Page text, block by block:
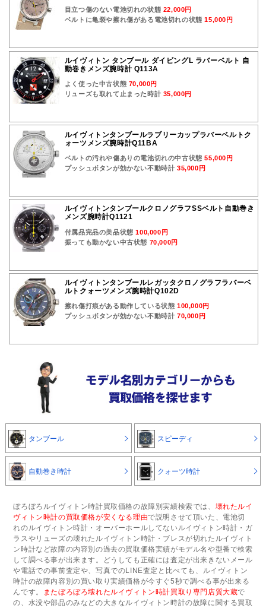
目立つ傷のない電池切れの状態 22,000円
ベルトに亀裂や擦れ傷がある電池切れの状態15,000円
ルイヴィトン タンブール ダイビングL ラバーベルト 自
動巻きメンズ腕時計 Q113A
よく使った中古状態 70,000円
リューズも取れて止まった時計 35,000円
ルイヴィトンタンブールラブリーカップラバーベルトク
ォーツメンズ腕時計Q11BA
ベルトの汚れや傷ありの電池切れの中古状態55,000円
プッシュボタンが効かない不動時計35,000円
ルイヴィトンタンブールクロノグラフSSベルト自動巻き
メンズ腕時計Q1121
付属品完品の美品状態100,000円
振っても動かない中古状態 70,000円
ルイヴィトンタンブールレガッタクロノグラフラバーベ
ルトクォーツメンズ腕時計Q102D
擦れ傷打痕がある動作している状態100,000円
プッシュボタンが効かない不動時計70,000円
タンブール スピーディ
自動巻き時計 クォーツ時計
ぼろぼろルイヴィトン時計買取価格の故障別実績検索では、 壊れたルイ
ヴィトン時計の買取価格が安くなる理由で説明させて頂いた、電池切
れのルイヴィトン時計・オーバーホールしてないルイヴィトン時計・ガ
ラスやリューズの壊れたルイヴィトン時計・ブレスが切れたルイヴィト
ン時計など故障の内容別の過去の買取価格実績がモデル名や型番で検索
して調べる事が出来ます。どうしても正確には査定が出来きないメール
や電話での事前査定や、写真でのLINE査定と比べても、ルイヴィトン
時計の故障内容別の買い取り実績価格が今すぐ5秒で調べる事が出来る
んです。
またぼろぼろ壊れたルイヴィトン時計買取り専門店質大蔵で
の、水没や部品のみなどの大きなルイヴィトン時計の故障に関する買取